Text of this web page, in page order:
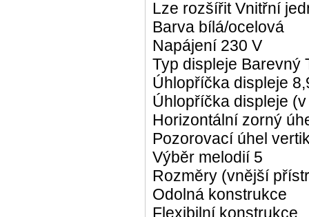
Lze rozšířit Vnitřní
Barva bílá/ocelová
Napájení 230 V
Typ displeje Barevný
Úhlopříčka displeje
Úhlopříčka displeje
Horizontální zorný
Pozorovací úhel
Výběr melodií 5
Rozměry (vnější
Odolná konstrukce
Flexibilní konstrukce